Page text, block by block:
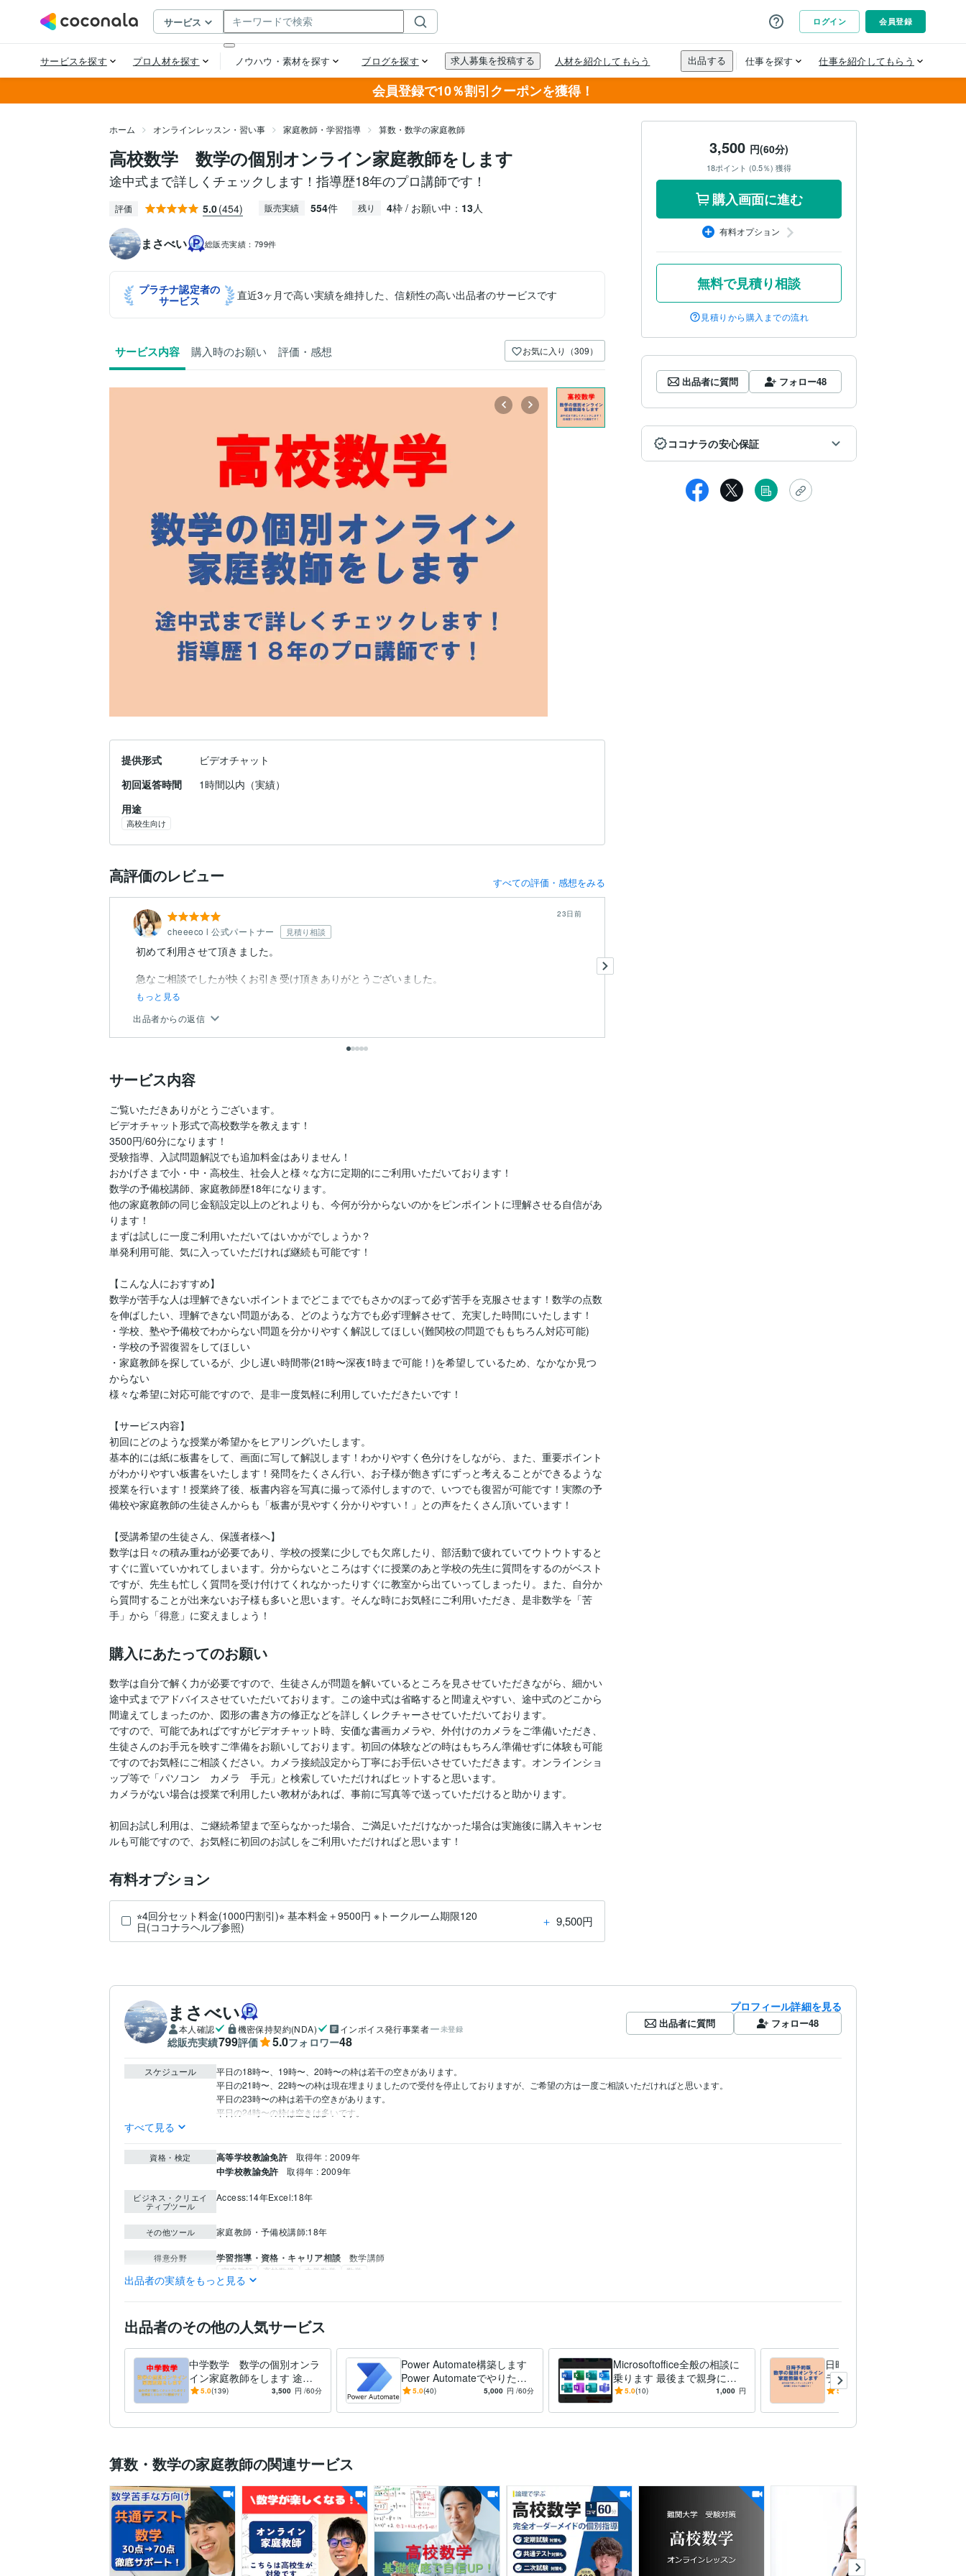
会員登録で10％割引クーポンを獲得！
ホーム オンラインレッスン・習い事 家庭教師・学習指導 算数・数学の家庭教師
高校数学 数学の個別オンライン家庭教師をします
途中式まで詳しくチェックします！指導歴18年のプロ講師です！
評価 5.0(454) 販売実績 554件 残り 4枠 / お願い中： 13人
まさべい 総販売実績： 799件
プラチナ認定者の
サービス
直近3ヶ月で高い実績を維持した、信頼性の高い出品者のサービスです
サービス内容 購入時のお願い 評価・感想 お気に入り（309）
提供形式
ビデオチャット
初回返答時間
1時間以内（実績）
用途
高校生向け
高評価のレビュー すべての評価・感想をみる
cheeeco l 公式パートナー 見積り相談
23日前
初めて利用させて頂きました。
急なご相談でしたが快くお引き受け頂きありがとうございました。
もっと見る
出品者からの返信
サービス内容
ご覧いただきありがとうございます。
ビデオチャット形式で高校数学を教えます！
3500円/60分になります！
受験指導、入試問題解説でも追加料金はありません！
おかげさまで小・中・高校生、社会人と様々な方に定期的にご利用いただいております！
数学の予備校講師、家庭教師歴18年になります。
他の家庭教師の同じ金額設定以上のどれよりも、今何が分からないのかをピンポイントに理解させる自信があ
ります！
まずは試しに一度ご利用いただいてはいかがでしょうか？
単発利用可能、気に入っていただければ継続も可能です！
【こんな人におすすめ】
数学が苦手な人は理解できないポイントまでどこまででもさかのぼって必ず苦手を克服させます！数学の点数
を伸ばしたい、理解できない問題がある、どのような方でも必ず理解させて、充実した時間にいたします！
・学校、塾や予備校でわからない問題を分かりやすく解説してほしい(難関校の問題でももちろん対応可能)
・学校の予習復習をしてほしい
・家庭教師を探しているが、少し遅い時間帯(21時〜深夜1時まで可能！)を希望しているため、なかなか見つ
からない
様々な希望に対応可能ですので、是非一度気軽に利用していただきたいです！
【サービス内容】
初回にどのような授業が希望かをヒアリングいたします。
基本的には紙に板書をして、画面に写して解説します！わかりやすく色分けをしながら、また、重要ポイント
がわかりやすい板書をいたします！発問をたくさん行い、お子様が飽きずにずっと考えることができるような
授業を行います！授業終了後、板書内容を写真に撮って添付しますので、いつでも復習が可能です！実際の予
備校や家庭教師の生徒さんからも「板書が見やすく分かりやすい！」との声をたくさん頂いています！
【受講希望の生徒さん、保護者様へ】
数学は日々の積み重ねが必要であり、学校の授業に少しでも欠席したり、部活動で疲れていてウトウトすると
すぐに置いていかれてしまいます。分からないところはすぐに授業のあと学校の先生に質問をするのがベスト
ですが、先生も忙しく質問を受け付けてくれなかったりすぐに教室から出ていってしまったり。また、自分か
ら質問することが出来ないお子様も多いと思います。そんな時にお気軽にご利用いただき、是非数学を「苦
手」から「得意」に変えましょう！
購入にあたってのお願い
数学は自分で解く力が必要ですので、生徒さんが問題を解いているところを見させていただきながら、細かい
途中式までアドバイスさせていただいております。この途中式は省略すると間違えやすい、途中式のどこから
間違えてしまったのか、図形の書き方の修正などを詳しくレクチャーさせていただいております。
ですので、可能であればですがビデオチャット時、安価な書画カメラや、外付けのカメラをご準備いただき、
生徒さんのお手元を映すご準備をお願いしております。初回の体験などの時はもちろん準備せずに体験も可能
ですのでお気軽にご相談ください。カメラ接続設定から丁寧にお手伝いさせていただきます。オンラインショ
ップ等で「パソコン　カメラ　手元」と検索していただければヒットすると思います。
カメラがない場合は授業で利用したい教材があれば、事前に写真等で送っていただけると助かります。
初回お試し利用は、ご継続希望まで至らなかった場合、ご満足いただけなかった場合は実施後に購入キャンセ
ルも可能ですので、お気軽に初回のお試しをご利用いただければと思います！
有料オプション
⭐︎4回分セット料金(1000円割引)⭐︎ 基本料金＋9500円 ※トークルーム期限120
日(ココナラヘルプ参照)
＋ 9,500円
3,500 円(60分)
18ポイント (0.5％) 獲得
購入画面に進む
有料オプション
無料で見積り相談
見積りから購入までの流れ
出品者に質問 フォロー48
ココナラの安心保証
まさべい
本人確認 機密保持契約(NDA) インボイス発行事業者 未登録
総販売実績799評価 5.0フォロワー48
プロフィール詳細を見る
出品者に質問 フォロー48
スケジュール
平日の18時〜、19時〜、20時〜の枠は若干の空きがあります。
平日の21時〜、22時〜の枠は現在埋まりましたので受付を停止しておりますが、ご希望の方は一度ご相談いただければと思います。
平日の23時〜の枠は若干の空きがあります。
平日の24時〜の枠は空きは多いです。
すべて見る
資格・検定 高等学校教諭免許 取得年 : 2009年
中学校教諭免許 取得年 : 2009年
ビジネス・クリエイ
ティブツール
Access:14年Excel:18年
その他ツール 家庭教師・予備校講師:18年
得意分野 学習指導・資格・キャリア相談 数学講師
家庭教師 高校数学 中学数学 数学
IT相談・システム開発
出品者の実績をもっと見る
出品者のその他の人気サービス
中学数学 数学の個別オンラ
イン家庭教師をします 途中
式まで詳しくチェックしま
5.0(139) 3,500 円 /60分
Power Automate構築します
Power Automateでやりたい
ことを実現します
5.0(40) 5,000 円 /60分
Microsoftoffice全般の相談に
乗ります 最後まで親身に対
応し、目的を達成します。
5.0(10) 1,000 円
日時予約版 数学の個別オン
ライン家庭教師をします 途
中式まで詳しくチェックしま
5.0
算数・数学の家庭教師の関連サービス